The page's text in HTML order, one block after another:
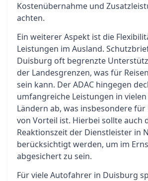
Kostenübernahme und
achten.
Ein weiterer Aspekt ist die
Leistungen im Ausland.
Duisburg oft begrenzte
der Landesgrenzen, was für
sein kann. Der ADAC hingegen
umfangreiche Leistungen in
Ländern ab, was insbesondere
von Vorteil ist. Hierbei sollte auch
Reaktionszeit der Dienstleister in
berücksichtigt werden, um im
abgesichert zu sein.
Für viele Autofahrer in Duisburg